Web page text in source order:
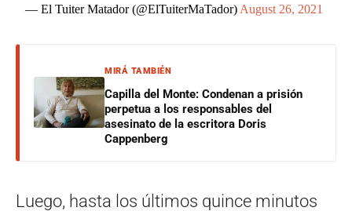
— El Tuiter Matador (@ElTuiterMaTador) August 26, 2021
MIRÁ TAMBIÉN
Capilla del Monte: Condenan a prisión
perpetua a los responsables del
asesinato de la escritora Doris
Cappenberg
Luego, hasta los últimos quince minutos